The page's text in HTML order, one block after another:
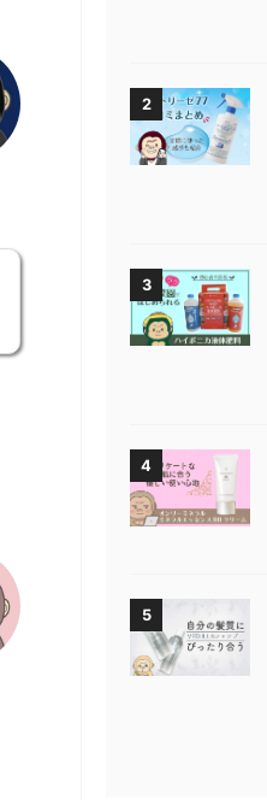
2
3
4
5